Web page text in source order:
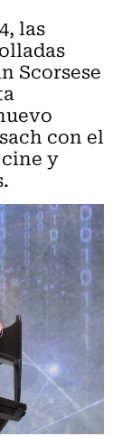
las
Scorsese
con el
y